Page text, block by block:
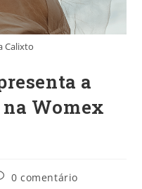
Calixto
a
Womex
0 comentário